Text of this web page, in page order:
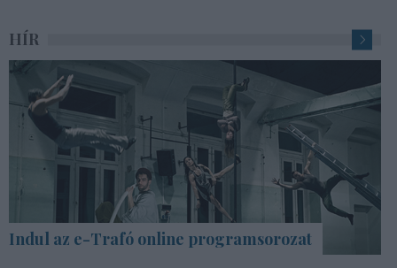
HÍR
Indul az e-Trafó online programsorozat